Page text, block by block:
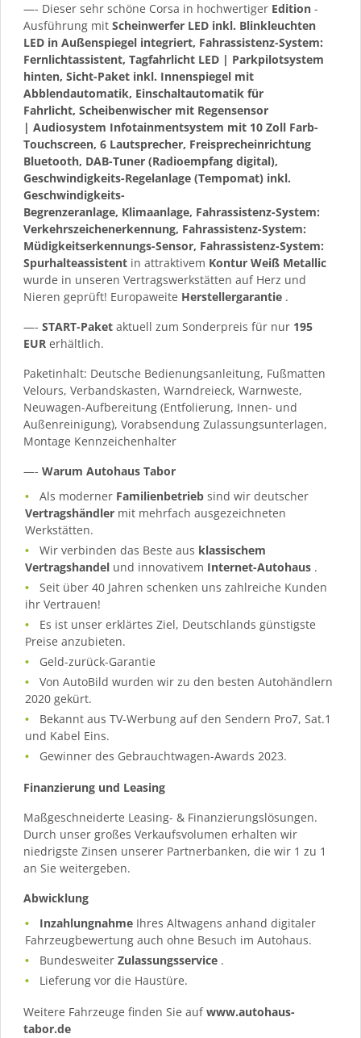
—- Dieser sehr schöne Corsa in hochwertiger Edition -
Ausführung mit Scheinwerfer LED inkl. Blinkleuchten
LED in Außenspiegel integriert, Fahrassistenz-System:
Fernlichtassistent, Tagfahrlicht LED | Parkpilotsystem
hinten, Sicht-Paket inkl. Innenspiegel mit
Abblendautomatik, Einschaltautomatik für
Fahrlicht, Scheibenwischer mit Regensensor
| Audiosystem Infotainmentsystem mit 10 Zoll Farb-
Touchscreen, 6 Lautsprecher, Freisprecheinrichtung
Bluetooth, DAB-Tuner (Radioempfang digital),
Geschwindigkeits-Regelanlage (Tempomat) inkl.
Geschwindigkeits-
Begrenzeranlage, Klimaanlage, Fahrassistenz-System:
Verkehrszeichenerkennung, Fahrassistenz-System:
Müdigkeitserkennungs-Sensor, Fahrassistenz-System:
Spurhalteassistent in attraktivem Kontur Weiß Metallic
wurde in unseren Vertragswerkstätten auf Herz und
Nieren geprüft! Europaweite Herstellergarantie .
—- START-Paket aktuell zum Sonderpreis für nur 195
EUR erhältlich.
Paketinhalt: Deutsche Bedienungsanleitung, Fußmatten
Velours, Verbandskasten, Warndreieck, Warnweste,
Neuwagen-Aufbereitung (Entfolierung, Innen- und
Außenreinigung), Vorabsendung Zulassungsunterlagen,
Montage Kennzeichenhalter
—- Warum Autohaus Tabor
Als moderner Familienbetrieb sind wir deutscher
Vertragshändler mit mehrfach ausgezeichneten
Werkstätten.
Wir verbinden das Beste aus klassischem
Vertragshandel und innovativem Internet-Autohaus .
Seit über 40 Jahren schenken uns zahlreiche Kunden
ihr Vertrauen!
Es ist unser erklärtes Ziel, Deutschlands günstigste
Preise anzubieten.
Geld-zurück-Garantie
Von AutoBild wurden wir zu den besten Autohändlern
2020 gekürt.
Bekannt aus TV-Werbung auf den Sendern Pro7, Sat.1
und Kabel Eins.
Gewinner des Gebrauchtwagen-Awards 2023.
Finanzierung und Leasing
Maßgeschneiderte Leasing- & Finanzierungslösungen.
Durch unser großes Verkaufsvolumen erhalten wir
niedrigste Zinsen unserer Partnerbanken, die wir 1 zu 1
an Sie weitergeben.
Abwicklung
Inzahlungnahme Ihres Altwagens anhand digitaler
Fahrzeugbewertung auch ohne Besuch im Autohaus.
BundesweiterZulassungsservice .
Lieferung vor die Haustüre.
Weitere Fahrzeuge finden Sie aufwww.autohaus-
tabor.de